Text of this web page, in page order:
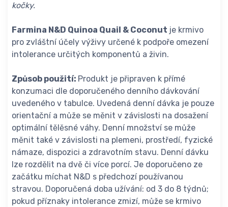
kočky.
Farmina N&D Quinoa Quail & Coconut je krmivo
pro zvláštní účely výživy určené k podpoře omezení
intolerance určitých komponentů a živin.
Způsob použití: Produkt je připraven k přímé
konzumaci dle doporučeného denního dávkování
uvedeného v tabulce. Uvedená denní dávka je pouze
orientační a může se měnit v závislosti na dosažení
optimální tělěsné váhy. Denní množství se může
měnit také v závislosti na plemeni, prostředí, fyzické
námaze, dispozici a zdravotním stavu. Denní dávku
lze rozdělit na dvě či více porcí. Je doporučeno ze
začátku míchat N&D s předchozí používanou
stravou. Doporučená doba užívání: od 3 do 8 týdnů;
pokud příznaky intolerance zmizí, může se krmivo